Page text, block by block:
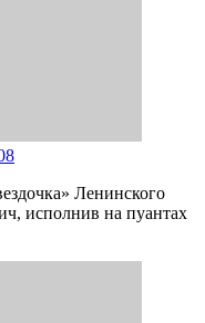
Ленинского
исполнив на пуантах